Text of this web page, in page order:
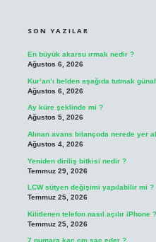
SON YAZILAR
En büyük akarsu ırmak nedir ?
Ağustos 6, 2026
Kur’an’ı belden aşağıda tutmak
Ağustos 6, 2026
Ay küre şeklinde mi ?
Ağustos 5, 2026
Alınan avans bilançoda nerede yer
Ağustos 4, 2026
Yeniden diriliş bitkisi nedir ?
Temmuz 29, 2026
LCW sütyen değişimi yapılabilir mi ?
Temmuz 25, 2026
Kilitlenen telefon nasıl açılır iPhone ?
Temmuz 25, 2026